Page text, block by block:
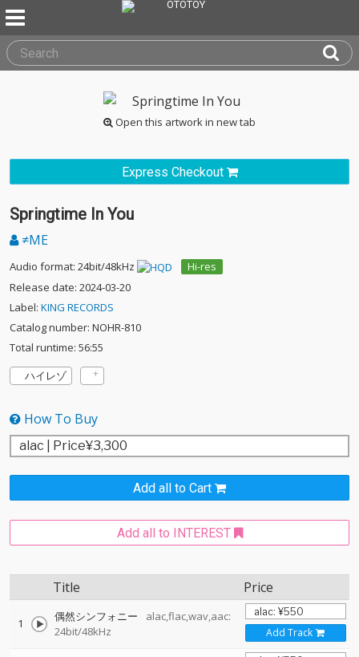
Open this artwork in new tab
Express Checkout
Springtime In You
≠ME
Audio format: 24bit/48kHz
Hi-res
Release date: 2024-03-20
Label: KING RECORDS
Catalog number: NOHR-810
Total runtime: 56:55
ハイレゾ
How To Buy
Add all to Cart
Add all to INTEREST
Title Price
1 偶然シンフォニー
alac,flac,wav,aac:
24bit/48kHz
Add Track